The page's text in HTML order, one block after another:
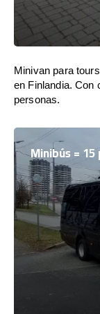
Minivan para
en Finlandia. Con
personas.
Minibús =